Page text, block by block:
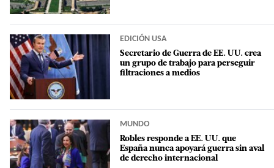
EDICIÓN USA
Secretario de Guerra de EE. UU. crea
un grupo de trabajo para perseguir
filtraciones a medios
MUNDO
Robles responde a EE. UU. que
España nunca apoyará guerra sin aval
de derecho internacional